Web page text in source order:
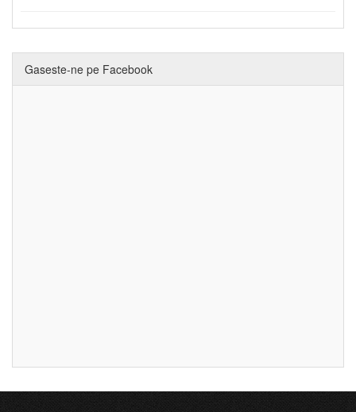
Gaseste-ne pe Facebook